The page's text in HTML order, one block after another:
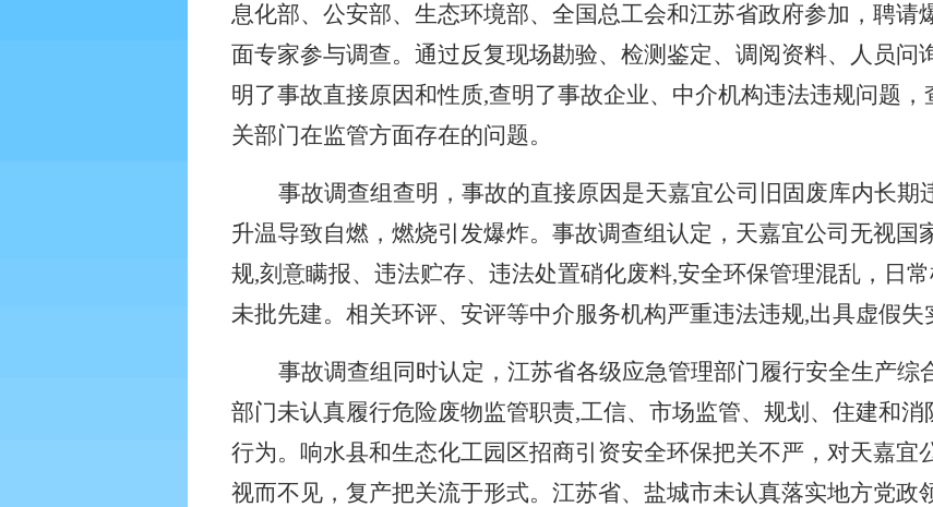
息化部、公安部、生态环境部、全国总工会和江苏省政府参加，聘请
面专家参与调查。通过反复现场勘验、检测鉴定、调阅资料、人员问
明了事故直接原因和性质,查明了事故企业、中介机构违法违规问题
关部门在监管方面存在的问题。
事故调查组查明，事故的直接原因是天嘉宜公司旧固废库内长期
升温导致自燃，燃烧引发爆炸。事故调查组认定，天嘉宜公司无视国
规,刻意瞒报、违法贮存、违法处置硝化废料,安全环保管理混乱，日
未批先建。相关环评、安评等中介服务机构严重违法违规,出具虚假失
事故调查组同时认定，江苏省各级应急管理部门履行安全生产综
部门未认真履行危险废物监管职责,工信、市场监管、规划、住建和
行为。响水县和生态化工园区招商引资安全环保把关不严，对天嘉宜
视而不见，复产把关流于形式。江苏省、盐城市未认真落实地方党政